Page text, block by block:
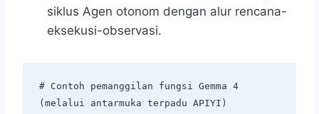
siklus Agen otonom dengan alur rencana-
eksekusi-observasi.
# Contoh pemanggilan fungsi Gemma 4
(melalui antarmuka terpadu APIYI)